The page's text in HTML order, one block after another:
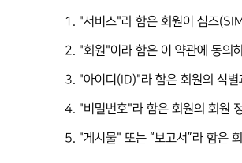
1. "서비스"라 함은 회원이 심즈
2. "회원"이라 함은 이 약관에 동의
3. "아이디(ID)"라 함은 회원의 식
4. "비밀번호"라 함은 회원의 회원
5. "게시물" 또는 “보고서”라 함은